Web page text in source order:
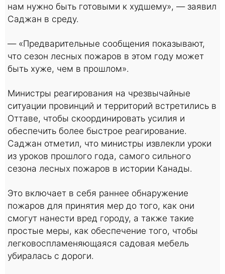
нам нужно быть готовыми к худшему», — заявил
Саджан в среду.
— «Предварительные сообщения показывают,
что сезон лесных пожаров в этом году может
быть хуже, чем в прошлом».
Министры реагирования на чрезвычайные
ситуации провинций и территорий встретились в
Оттаве, чтобы скоординировать усилия и
обеспечить более быстрое реагирование.
Саджан отметил, что министры извлекли уроки
из уроков прошлого года, самого сильного
сезона лесных пожаров в истории Канады.
Это включает в себя раннее обнаружение
пожаров для принятия мер до того, как они
смогут нанести вред городу, а также такие
простые меры, как обеспечение того, чтобы
легковоспламеняющаяся садовая мебель
убиралась с дороги.